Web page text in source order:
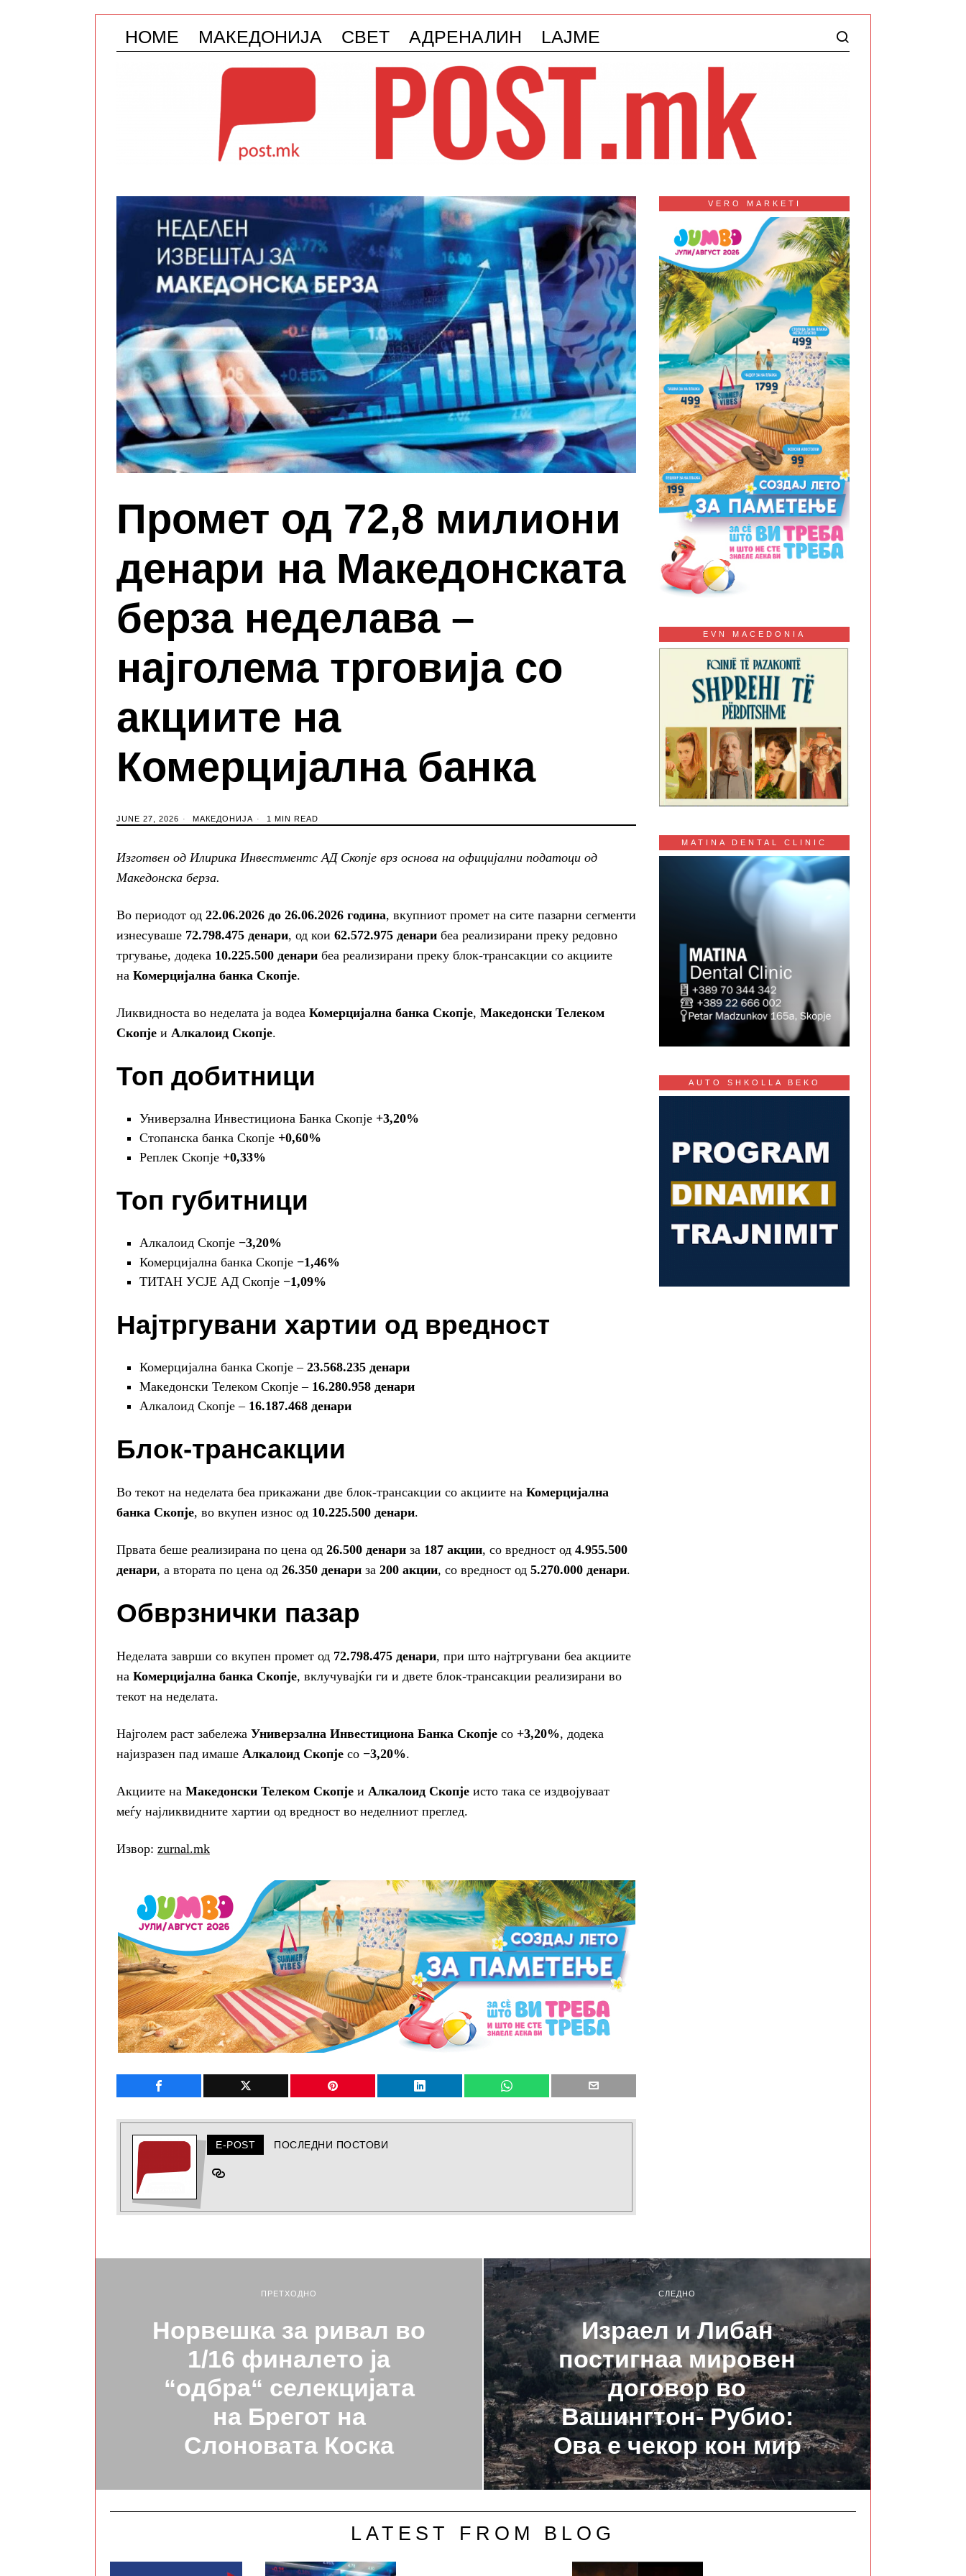
HOME МАКЕДОНИЈА СВЕТ АДРЕНАЛИН LAJME
Промет од 72,8 милиони
денари на Македонската
берза неделава –
најголема трговија со
акциите на
Комерцијална банка
JUNE 27, 2026 МАКЕДОНИЈА 1 MIN READ
Изготвен од Илирика Инвестментс АД Скопје врз основа на официјални податоци од
Македонска берза.
Во периодот од 22.06.2026 до 26.06.2026 година, вкупниот промет на сите пазарни сегменти
изнесуваше 72.798.475 денари, од кои 62.572.975 денари беа реализирани преку редовно
тргување, додека 10.225.500 денари беа реализирани преку блок-трансакции со акциите
на Комерцијална банка Скопје.
Ликвидноста во неделата ја водеа Комерцијална банка Скопје, Македонски Телеком
Скопје и Алкалоид Скопје.
Топ добитници
Универзална Инвестициона Банка Скопје +3,20%
Стопанска банка Скопје +0,60%
Реплек Скопје +0,33%
Топ губитници
Алкалоид Скопје −3,20%
Комерцијална банка Скопје −1,46%
ТИТАН УСЈЕ АД Скопје −1,09%
Најтргувани хартии од вредност
Комерцијална банка Скопје – 23.568.235 денари
Македонски Телеком Скопје – 16.280.958 денари
Алкалоид Скопје – 16.187.468 денари
Блок-трансакции
Во текот на неделата беа прикажани две блок-трансакции со акциите на Комерцијална
банка Скопје, во вкупен износ од 10.225.500 денари.
Првата беше реализирана по цена од 26.500 денари за 187 акции, со вредност од 4.955.500
денари, а втората по цена од 26.350 денари за 200 акции, со вредност од 5.270.000 денари.
Обврзнички пазар
Неделата заврши со вкупен промет од 72.798.475 денари, при што најтргувани беа акциите
на Комерцијална банка Скопје, вклучувајќи ги и двете блок-трансакции реализирани во
текот на неделата.
Најголем раст забележа Универзална Инвестициона Банка Скопје со +3,20%, додека
најизразен пад имаше Алкалоид Скопје со −3,20%.
Акциите на Македонски Телеком Скопје и Алкалоид Скопје исто така се издвојуваат
меѓу најликвидните хартии од вредност во неделниот преглед.
Извор: zurnal.mk
E-POST ПОСЛЕДНИ ПОСТОВИ
VERO MARKETI
EVN MACEDONIA
MATINA DENTAL CLINIC
AUTO SHKOLLA BEKO
ПРЕТХОДНО
Норвешка за ривал во
1/16 финалето ја
“одбра“ селекцијата
на Брегот на
Слоновата Коска
СЛЕДНО
Израел и Либан
постигнаа мировен
договор во
Вашингтон- Рубио:
Ова е чекор кон мир
LATEST FROM BLOG